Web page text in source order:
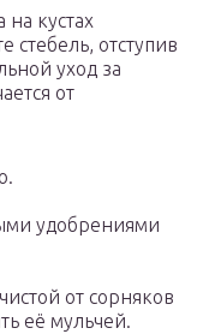
кустах
стебель, отступив
уход за
от
удобрениями
от сорняков
её мульчей.